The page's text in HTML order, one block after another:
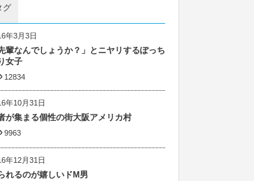
グ
年3月3日
先輩なんでしょうか？」とニヤリするぽっち
女子
12834
年10月31日
が集まる個性の街大阪アメリカ村
9963
年12月31日
れるのが嬉しいドM男